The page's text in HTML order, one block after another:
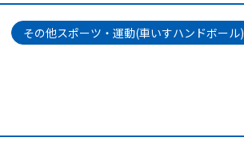
その他スポーツ・運動(車いすハンドボール)